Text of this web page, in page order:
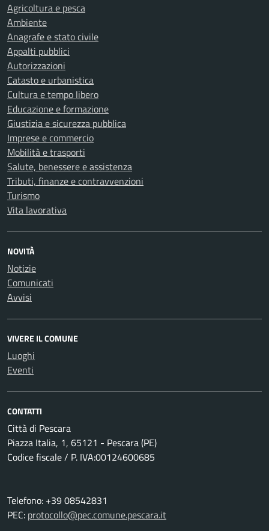
Agricoltura e pesca
Ambiente
Anagrafe e stato civile
Appalti pubblici
Autorizzazioni
Catasto e urbanistica
Cultura e tempo libero
Educazione e formazione
Giustizia e sicurezza pubblica
Imprese e commercio
Mobilità e trasporti
Salute, benessere e assistenza
Tributi, finanze e contravvenzioni
Turismo
Vita lavorativa
NOVITÀ
Notizie
Comunicati
Avvisi
VIVERE IL COMUNE
Luoghi
Eventi
CONTATTI
Città di Pescara
Piazza Italia, 1, 65121 - Pescara (PE)
Codice fiscale / P. IVA:00124600685
Telefono: +39 08542831
PEC: protocollo@pec.comune.pescara.it